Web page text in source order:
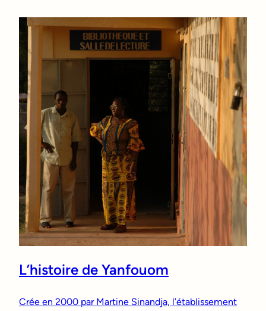
L’histoire de Yanfouom
Crée en 2000 par Martine Sinandja, l’établissement